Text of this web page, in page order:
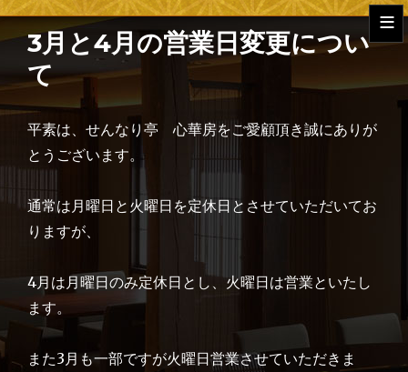
≡
3月と4月の営業日変更につい
て
平素は、せんなり亭 心華房をご愛顧頂き誠にありが
とうございます。
通常は月曜日と火曜日を定休日とさせていただいてお
りますが、
4月は月曜日のみ定休日とし、火曜日は営業といたし
ます。
また3月も一部ですが火曜日営業させていただきま